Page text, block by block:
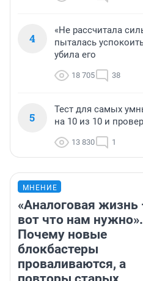
4
«Не рассчитала
пыталась
убила его
18 705 38
5
Тест для самых
на 10 из 10 и
13 830 1
МНЕНИЕ
«Аналоговая жизнь
вот что нам нужно».
Почему новые
блокбастеры
проваливаются, а